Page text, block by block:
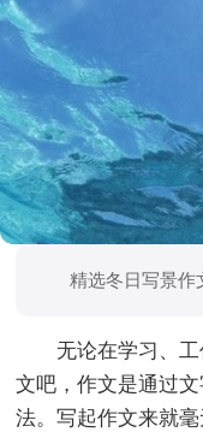
精选冬日写景作
无论在学习、
文吧，作文是通过
法。写起作文来就